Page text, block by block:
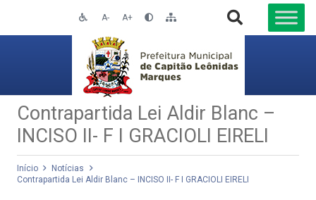
A- A+
Contrapartida Lei Aldir Blanc –
INCISO II- F I GRACIOLI EIRELI
Início
Notícias
Contrapartida Lei Aldir Blanc – INCISO II- F I GRACIOLI EIRELI